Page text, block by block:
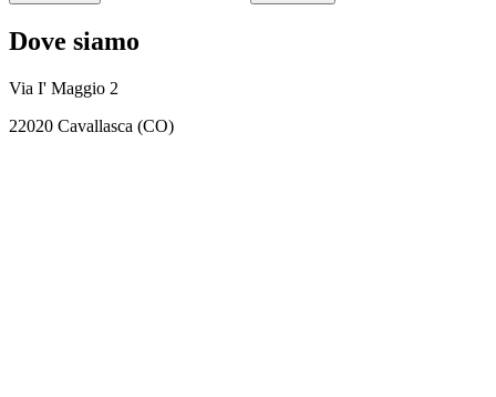
Dove siamo
Via I' Maggio 2
22020 Cavallasca (CO)